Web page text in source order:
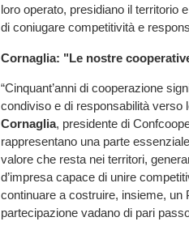
loro operato, presidiano il territorio
di coniugare competitività e
Cornaglia: "Le nostre
“Cinquant’anni di cooperazione
condiviso e di responsabilità verso
Cornaglia, presidente di
rappresentano una parte
valore che resta nei territori,
d’impresa capace di unire
continuare a costruire, insieme, un
partecipazione vadano di pari